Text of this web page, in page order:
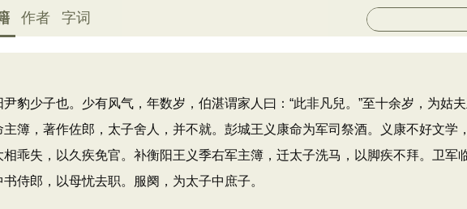
作者 字词
少子也。少有风气，年数岁，伯湛谓家人曰：“此非凡兒。”至十余岁，为姑
簿，著作佐郎，太子舍人，并不就。彭城王义康命为军司祭酒。义康不好文学
乖失，以久疾免官。补衡阳王义季右军主簿，迁太子洗马，以脚疾不拜。卫军
侍郎，以母忧去职。服阕，为太子中庶子。